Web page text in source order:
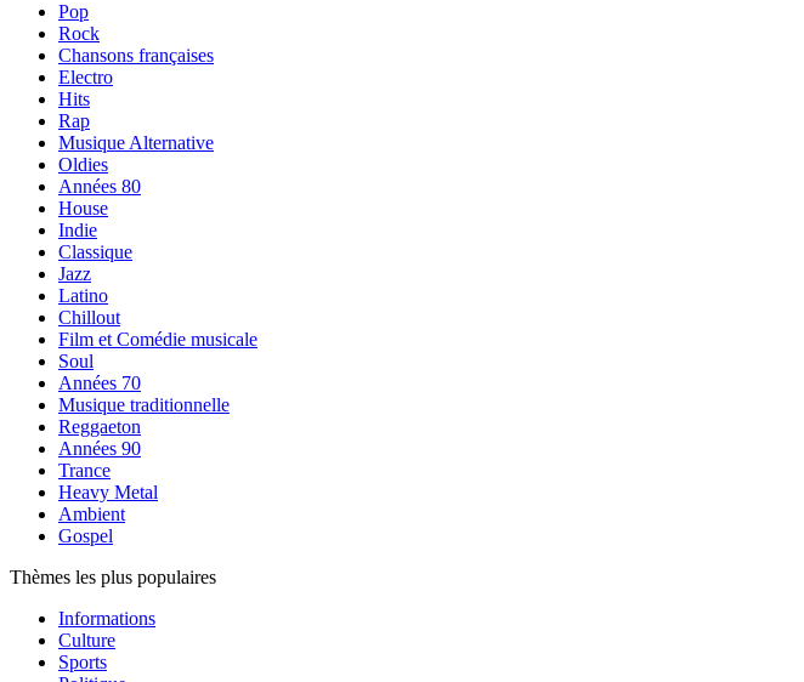
Pop
Rock
Chansons françaises
Electro
Hits
Rap
Musique Alternative
Oldies
Années 80
House
Indie
Classique
Jazz
Latino
Chillout
Film et Comédie musicale
Soul
Années 70
Musique traditionnelle
Reggaeton
Années 90
Trance
Heavy Metal
Ambient
Gospel
Thèmes les plus populaires
Informations
Culture
Sports